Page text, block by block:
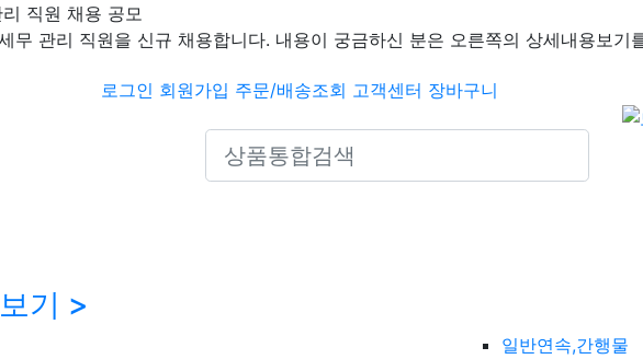
직원 채용 공모
무 관리 직원을 신규 채용합니다. 내용이 궁금하신 분은 오른쪽의 상세내용보기
로그인 회원가입 주문/배송조회 고객센터 장바구니
Search icons
기 >
일반연속,간행물